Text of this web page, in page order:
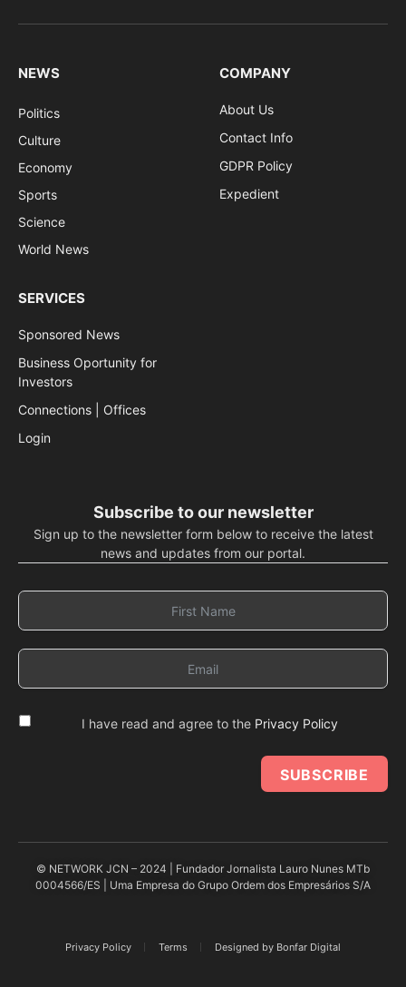
NEWS
Politics
Culture
Economy
Sports
Science
World News
COMPANY
About Us
Contact Info
GDPR Policy
Expedient
SERVICES
Sponsored News
Business Oportunity for
Investors
Connections | Offices
Login
Subscribe to our newsletter
Sign up to the newsletter form below to receive the latest
news and updates from our portal.
I have read and agree to the Privacy Policy
SUBSCRIBE
© NETWORK JCN – 2024 | Fundador Jornalista Lauro Nunes MTb
0004566/ES | Uma Empresa do Grupo Ordem dos Empresários S/A
Privacy Policy Terms Designed by Bonfar Digital